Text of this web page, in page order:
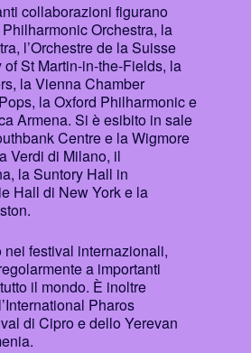
collaborazioni figurano
Orchestra, la
l’Orchestre de la Suisse
of St Martin-in-the-Fields, la
la Vienna Chamber
la Oxford Philharmonic e
Armena. Si è esibito in sale
Centre e la Wigmore
Verdi di Milano, il
la Suntory Hall in
Hall di New York e la
festival internazionali,
a importanti
il mondo. È inoltre
Pharos
di Cipro e dello Yerevan